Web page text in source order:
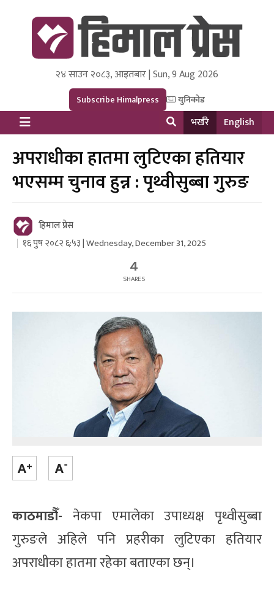
Himal Press
Dot NewsyNepal Media and Research Pvt Ltd.
२४ साउन २०८३, आइतबार | Sun, 9 Aug 2026
Subscribe Himalpress युनिकोड
भर्खरै English
अपराधीका हातमा लुटिएका हतियार
भएसम्म चुनाव हुन्न : पृथ्वीसुब्बा गुरुङ
हिमाल प्रेस
१६ पुष २०८२ ६:५३ | Wednesday, December 31, 2025
4
SHARES
काठमाडौँ- नेकपा एमालेका उपाध्यक्ष पृथ्वीसुब्बा
गुरुङले अहिले पनि प्रहरीका लुटिएका हतियार
अपराधीका हातमा रहेका बताएका छन्।